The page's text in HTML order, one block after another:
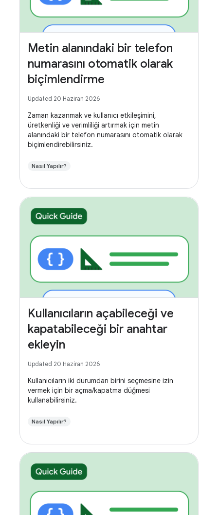
Metin alanındaki bir telefon
numarasını otomatik olarak
biçimlendirme
Updated 20 Haziran 2026
Zaman kazanmak ve kullanıcı etkileşimini,
üretkenliği ve verimliliği artırmak için metin
alanındaki bir telefon numarasını otomatik olarak
biçimlendirebilirsiniz.
Nasıl Yapılır?
Kullanıcıların açabileceği ve
kapatabileceği bir anahtar
ekleyin
Updated 20 Haziran 2026
Kullanıcıların iki durumdan birini seçmesine izin
vermek için bir açma/kapatma düğmesi
kullanabilirsiniz.
Nasıl Yapılır?